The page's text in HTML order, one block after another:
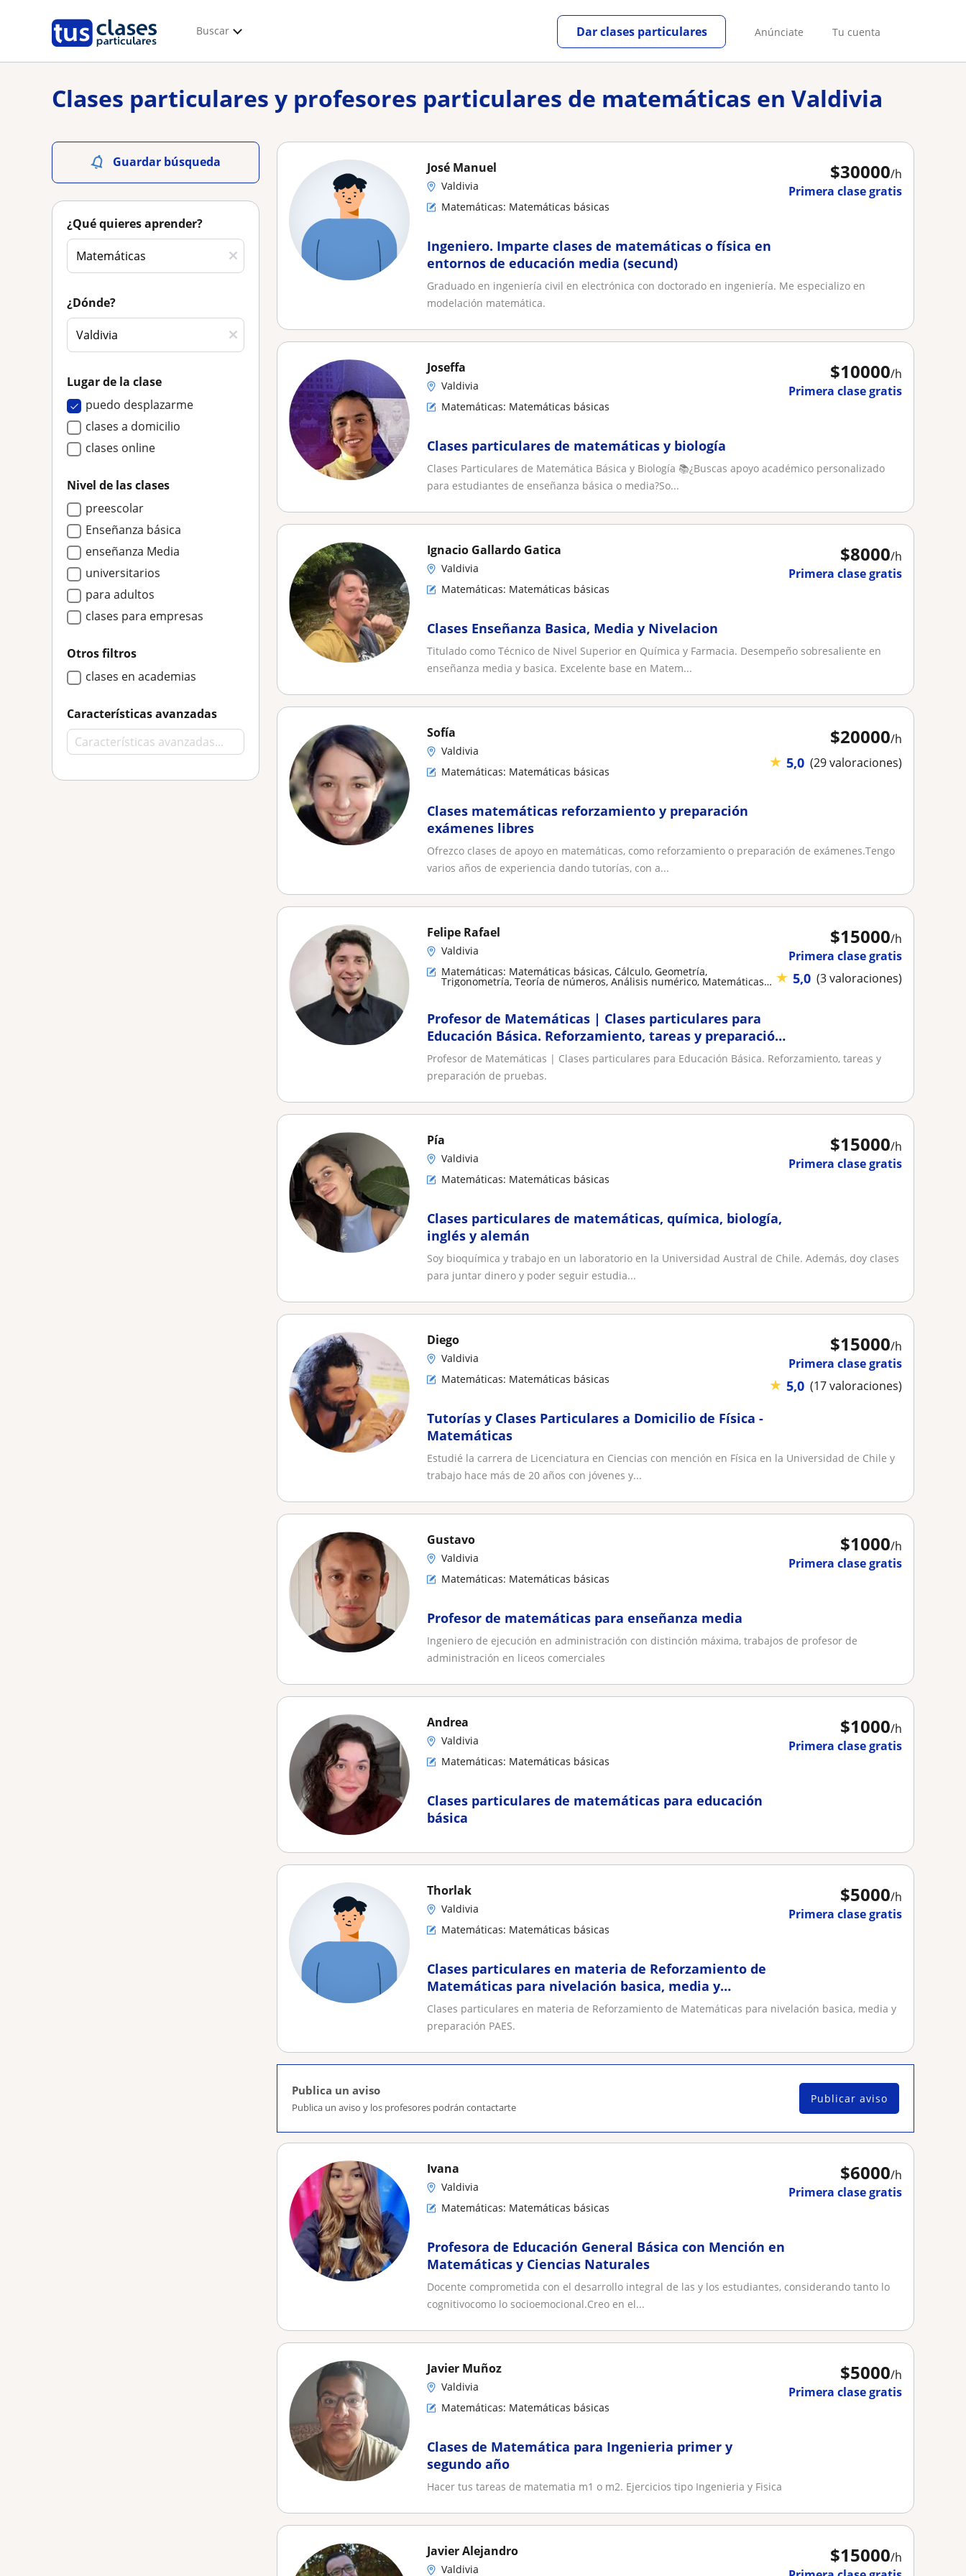
Buscar Anúnciate Tu cuenta
Dar clases particulares
Clases particulares y profesores particulares de matemáticas en Valdivia
Guardar búsqueda
¿Qué quieres aprender?
¿Dónde?
Lugar de la clase
puedo desplazarme
clases a domicilio
clases online
Nivel de las clases
preescolar
Enseñanza básica
enseñanza Media
universitarios
para adultos
clases para empresas
Otros filtros
clases en academias
Características avanzadas
$30000/h
Primera clase gratis
José Manuel
Valdivia
Matemáticas: Matemáticas básicas
Ingeniero. Imparte clases de matemáticas o física en
entornos de educación media (secund)
Graduado en ingeniería civil en electrónica con doctorado en ingeniería. Me especializo en
modelación matemática.
$10000/h
Primera clase gratis
Joseffa
Valdivia
Matemáticas: Matemáticas básicas
Clases particulares de matemáticas y biología
Clases Particulares de Matemática Básica y Biología 📚¿Buscas apoyo académico personalizado
para estudiantes de enseñanza básica o media?So...
$8000/h
Primera clase gratis
Ignacio Gallardo Gatica
Valdivia
Matemáticas: Matemáticas básicas
Clases Enseñanza Basica, Media y Nivelacion
Titulado como Técnico de Nivel Superior en Química y Farmacia. Desempeño sobresaliente en
enseñanza media y basica. Excelente base en Matem...
$20000/h
★ 5,0 (29 valoraciones)
Sofía
Valdivia
Matemáticas: Matemáticas básicas
Clases matemáticas reforzamiento y preparación
exámenes libres
Ofrezco clases de apoyo en matemáticas, como reforzamiento o preparación de exámenes.Tengo
varios años de experiencia dando tutorías, con a...
$15000/h
Primera clase gratis
★ 5,0 (3 valoraciones)
Felipe Rafael
Valdivia
Matemáticas: Matemáticas básicas, Cálculo, Geometría,
Trigonometría, Teoría de números, Análisis numérico, Matemáticas
aplicadas
Profesor de Matemáticas | Clases particulares para
Educación Básica. Reforzamiento, tareas y preparación
de pruebas
Profesor de Matemáticas | Clases particulares para Educación Básica. Reforzamiento, tareas y
preparación de pruebas.
$15000/h
Primera clase gratis
Pía
Valdivia
Matemáticas: Matemáticas básicas
Clases particulares de matemáticas, química, biología,
inglés y alemán
Soy bioquímica y trabajo en un laboratorio en la Universidad Austral de Chile. Además, doy clases
para juntar dinero y poder seguir estudia...
$15000/h
Primera clase gratis
★ 5,0 (17 valoraciones)
Diego
Valdivia
Matemáticas: Matemáticas básicas
Tutorías y Clases Particulares a Domicilio de Física -
Matemáticas
Estudié la carrera de Licenciatura en Ciencias con mención en Física en la Universidad de Chile y
trabajo hace más de 20 años con jóvenes y...
$1000/h
Primera clase gratis
Gustavo
Valdivia
Matemáticas: Matemáticas básicas
Profesor de matemáticas para enseñanza media
Ingeniero de ejecución en administración con distinción máxima, trabajos de profesor de
administración en liceos comerciales
$1000/h
Primera clase gratis
Andrea
Valdivia
Matemáticas: Matemáticas básicas
Clases particulares de matemáticas para educación
básica
$5000/h
Primera clase gratis
Thorlak
Valdivia
Matemáticas: Matemáticas básicas
Clases particulares en materia de Reforzamiento de
Matemáticas para nivelación basica, media y
preparación PAES
Clases particulares en materia de Reforzamiento de Matemáticas para nivelación basica, media y
preparación PAES.
Publica un aviso
Publica un aviso y los profesores podrán contactarte
Publicar aviso
$6000/h
Primera clase gratis
Ivana
Valdivia
Matemáticas: Matemáticas básicas
Profesora de Educación General Básica con Mención en
Matemáticas y Ciencias Naturales
Docente comprometida con el desarrollo integral de las y los estudiantes, considerando tanto lo
cognitivocomo lo socioemocional.Creo en el...
$5000/h
Primera clase gratis
Javier Muñoz
Valdivia
Matemáticas: Matemáticas básicas
Clases de Matemática para Ingenieria primer y
segundo año
Hacer tus tareas de matematia m1 o m2. Ejercicios tipo Ingenieria y Fisica
$15000/h
Javier Alejandro
Valdivia